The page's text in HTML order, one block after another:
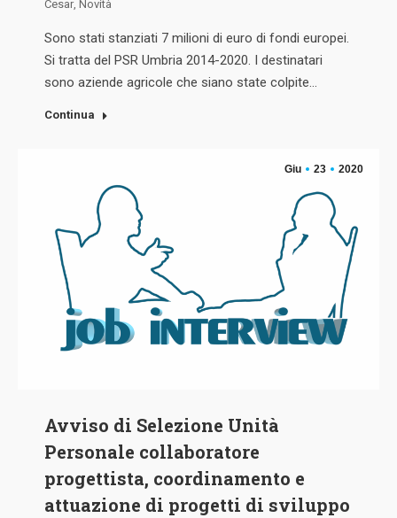
Cesar, Novità
Sono stati stanziati 7 milioni di euro di fondi europei.
Si tratta del PSR Umbria 2014-2020. I destinatari
sono aziende agricole che siano state colpite…
Continua
Giu 23 2020
Avviso di Selezione Unità
Personale collaboratore
progettista, coordinamento e
attuazione di progetti di sviluppo